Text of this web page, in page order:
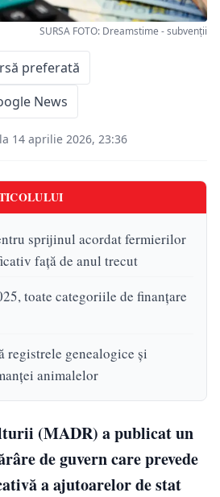
SURSA FOTO: Dreamstime - subvenții
preferată
News
la 14 aprilie 2026, 23:36
sprijinul acordat fermierilor
față de anul trecut
toate categoriile de finanțare
registrele genealogice și
animalelor
(MADR) a publicat un
de guvern care prevede
a ajutoarelor de stat